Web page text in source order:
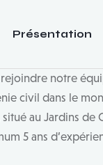
Présentation
notre
civil dans le
au Jardins de
5 ans